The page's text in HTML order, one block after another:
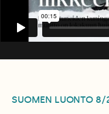
SUOMEN LUONTO 8/